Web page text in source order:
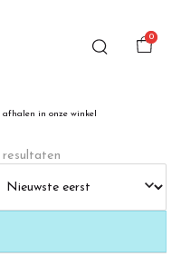
0
in onze winkel